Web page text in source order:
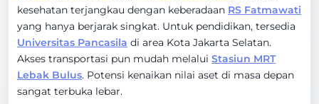
kesehatan terjangkau dengan keberadaan RS Fatmawati
yang hanya berjarak singkat. Untuk pendidikan, tersedia
Universitas Pancasila di area Kota Jakarta Selatan.
Akses transportasi pun mudah melalui Stasiun MRT
Lebak Bulus. Potensi kenaikan nilai aset di masa depan
sangat terbuka lebar.